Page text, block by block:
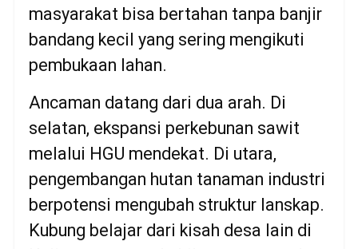
masyarakat bisa bertahan tanpa banjir
bandang kecil yang sering mengikuti
pembukaan lahan.
Ancaman datang dari dua arah. Di
selatan, ekspansi perkebunan sawit
melalui HGU mendekat. Di utara,
pengembangan hutan tanaman industri
berpotensi mengubah struktur lanskap.
Kubung belajar dari kisah desa lain di